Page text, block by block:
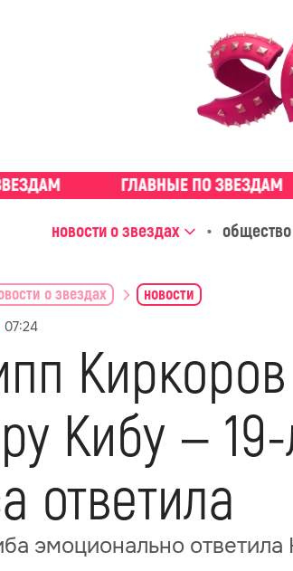
новости о звездах общество
о звездах новости
07:24
Кибу —
ответила
эмоционально ответила